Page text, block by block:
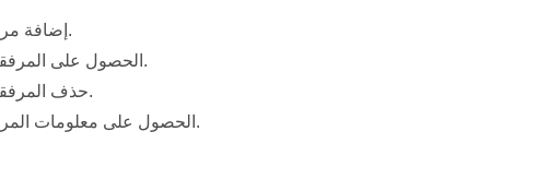
إضافة مرفق.
الحصول على المرفقات.
حذف المرفقات.
الحصول على معلومات المرفق.